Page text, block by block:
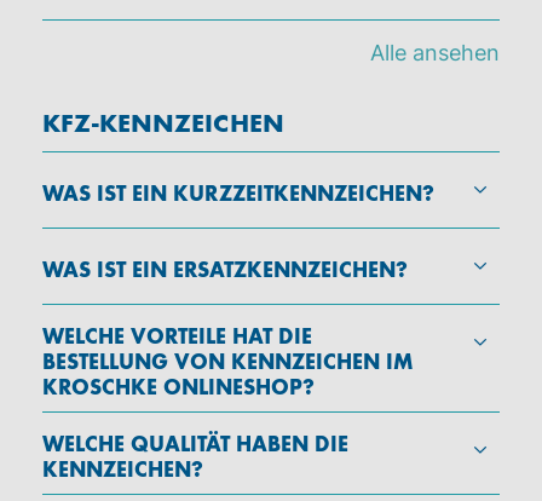
Alle ansehen
KFZ-KENNZEICHEN
WAS IST EIN KURZZEITKENNZEICHEN?
WAS IST EIN ERSATZKENNZEICHEN?
WELCHE VORTEILE HAT DIE
BESTELLUNG VON KENNZEICHEN IM
KROSCHKE ONLINESHOP?
WELCHE QUALITÄT HABEN DIE
KENNZEICHEN?